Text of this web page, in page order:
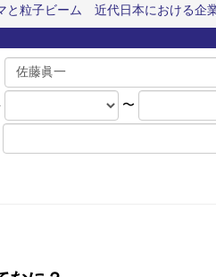
と粒子ビーム 近代日本における企
〜